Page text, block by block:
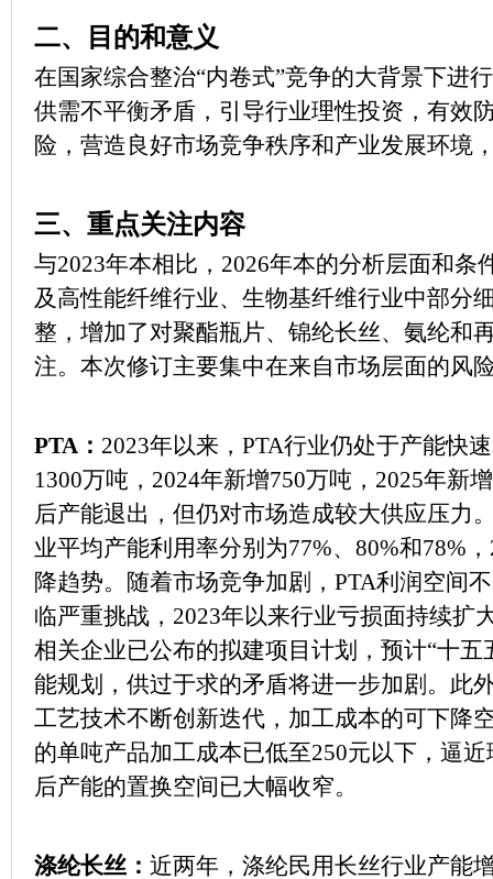
二、目的和意义
在国家综合整治“内卷式”竞争的大背景下进
供需不平衡矛盾，引导行业理性投资，有效
险，营造良好市场竞争秩序和产业发展环境
三、重点关注内容
与2023年本相比，2026年本的分析层面和条
及高性能纤维行业、生物基纤维行业中部分
整，增加了对聚酯瓶片、锦纶长丝、氨纶和
注。本次修订主要集中在来自市场层面的风
PTA： 2023年以来，PTA行业仍处于产能快
1300万吨，2024年新增750万吨，2025年新
后产能退出，但仍对市场造成较大供应压力
业平均产能利用率分别为77%、80%和78%
降趋势。随着市场竞争加剧，PTA利润空间
临严重挑战，2023年以来行业亏损面持续扩
相关企业已公布的拟建项目计划，预计“十五
能规划，供过于求的矛盾将进一步加剧。此
工艺技术不断创新迭代，加工成本的可下降
的单吨产品加工成本已低至250元以下，逼
后产能的置换空间已大幅收窄。
涤纶长丝： 近两年，涤纶民用长丝行业产能